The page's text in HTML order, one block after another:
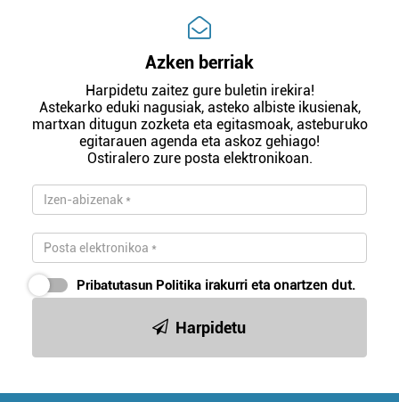
Azken berriak
Harpidetu zaitez gure buletin irekira!
Astekarko eduki nagusiak, asteko albiste ikusienak,
martxan ditugun zozketa eta egitasmoak, asteburuko
egitarauen agenda eta askoz gehiago!
Ostiralero zure posta elektronikoan.
Pribatutasun Politika irakurri eta onartzen dut.
Harpidetu